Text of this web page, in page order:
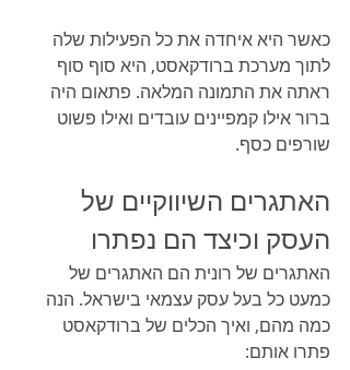
כאשר היא איחדה את כל הפעילות שלה
לתוך מערכת ברודקאסט, היא סוף סוף
ראתה את התמונה המלאה. פתאום היה
ברור אילו קמפיינים עובדים ואילו פשוט
שורפים כסף.
האתגרים השיווקיים של
העסק וכיצד הם נפתרו
האתגרים של רונית הם האתגרים של
כמעט כל בעל עסק עצמאי בישראל. הנה
כמה מהם, ואיך הכלים של ברודקאסט
פתרו אותם: